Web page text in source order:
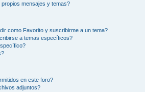
mensajes y temas?
como Favorito y suscribirme a un tema?
a temas específicos?
en este foro?
adjuntos?